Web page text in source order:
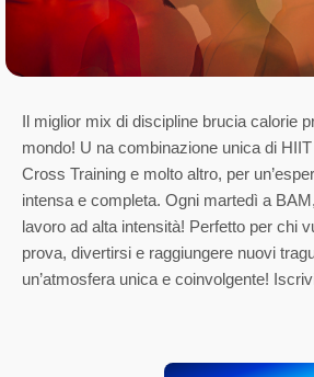
Il miglior mix di discipline brucia calorie
mondo! U na combinazione unica di
Cross Training e molto altro, per
intensa e completa. Ogni martedì a
lavoro ad alta intensità! Perfetto per chi
prova, divertirsi e raggiungere nuovi
un’atmosfera unica e coinvolgente!